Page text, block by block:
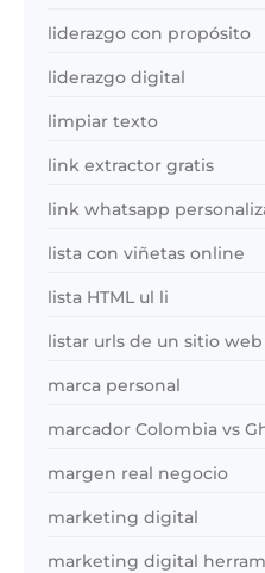
liderazgo con propósito
liderazgo digital
limpiar texto
link extractor gratis
link whatsapp
lista con viñetas online
lista HTML ul li
listar urls de un sitio web
marca personal
marcador Colombia vs
margen real negocio
marketing digital
marketing digital